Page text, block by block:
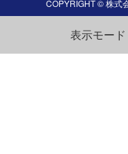
COPYRIGHT © 株式
表示モード